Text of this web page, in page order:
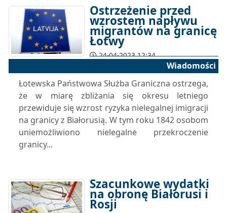
Ostrzeżenie przed
wzrostem napływu
migrantów na granicę
Łotwy
24-04-2023 12:34
Wiadomości
Łotewska Państwowa Służba Graniczna ostrzega,
że w miarę zbliżania się okresu letniego
przewiduje się wzrost ryzyka nielegalnej imigracji
na granicy z Białorusią. W tym roku 1842 osobom
uniemożliwiono nielegalne przekroczenie
granicy...
Szacunkowe wydatki
na obronę Białorusi i
Rosji